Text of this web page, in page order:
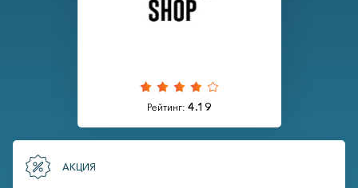
Рейтинг: 4.19
АКЦИЯ